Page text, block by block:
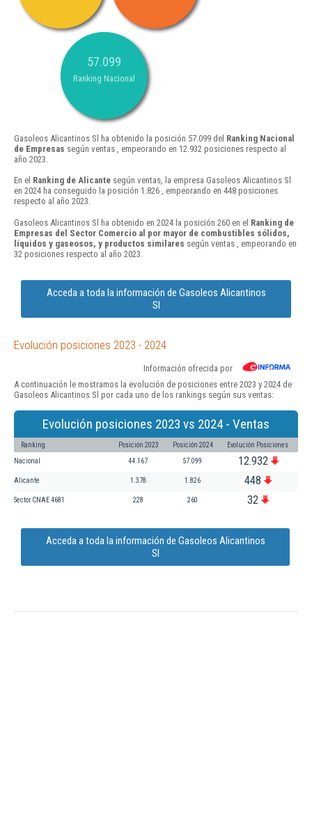
57.099
Ranking Nacional
Gasoleos Alicantinos Sl ha obtenido la posición 57.099 del Ranking Nacional
de Empresas según ventas , empeorando en 12.932 posiciones respecto al
año 2023.
En el Ranking de Alicante según ventas, la empresa Gasoleos Alicantinos Sl
en 2024 ha conseguido la posición 1.826 , empeorando en 448 posiciones
respecto al año 2023.
Gasoleos Alicantinos Sl ha obtenido en 2024 la posición 260 en el Ranking de
Empresas del Sector Comercio al por mayor de combustibles sólidos,
líquidos y gaseosos, y productos similares según ventas , empeorando en
32 posiciones respecto al año 2023.
Acceda a toda la información de Gasoleos Alicantinos
Sl
Evolución posiciones 2023 - 2024
Información ofrecida por
A continuación le mostramos la evolución de posiciones entre 2023 y 2024 de
Gasoleos Alicantinos Sl por cada uno de los rankings según sus ventas:
Evolución posiciones 2023 vs 2024 - Ventas
Ranking Posición 2023 Posición 2024 Evolución Posiciones
Nacional 44.167 57.099 12.932
Alicante 1.378 1.826 448
Sector CNAE 4681 228 260 32
Acceda a toda la información de Gasoleos Alicantinos
Sl